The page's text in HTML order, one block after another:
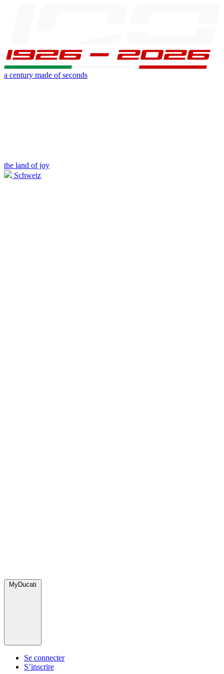
a century made of seconds
the land of joy
Schweiz
MyDucati
Se connecter
S’inscrire